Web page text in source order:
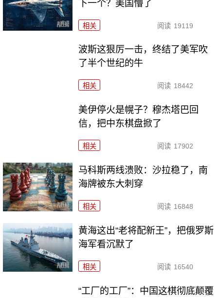
下一个？美国懵了
相关 阅读 19119
波斯这狠厉一击，终结了美军吹
了半个世纪的牛
相关 阅读 18442
美伊停火是幌子？穆杰塔巴回
信，把中东棋盘掀了
相关 阅读 17902
马科斯两线溃败：沙拉稳了，南
海牌被东大刺穿
相关 阅读 16848
黄海这出“老将配新王”，把俄罗斯
海军看沉默了
相关 阅读 16540
“工厂的工厂”：中国这棋彻底颠覆